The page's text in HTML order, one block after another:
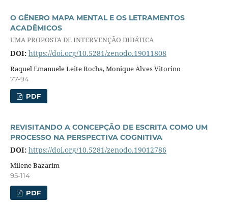
O GÊNERO MAPA MENTAL E OS LETRAMENTOS
ACADÊMICOS
UMA PROPOSTA DE INTERVENÇÃO DIDÁTICA
DOI: https://doi.org/10.5281/zenodo.19011808
Raquel Emanuele Leite Rocha, Monique Alves Vitorino
77-94
PDF
REVISITANDO A CONCEPÇÃO DE ESCRITA COMO UM
PROCESSO NA PERSPECTIVA COGNITIVA
DOI: https://doi.org/10.5281/zenodo.19012786
Milene Bazarim
95-114
PDF